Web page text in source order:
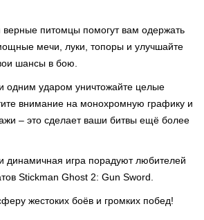
питомцы помогут вам одержать
мечи, луки, топоры и улучшайте
шансы в бою.
одним ударом уничтожайте целые
внимание на монохромную графику и
– это сделает ваши битвы ещё более
динамичная игра порадуют любителей
Stickman Ghost 2: Gun Sword.
жестоких боёв и громких побед!